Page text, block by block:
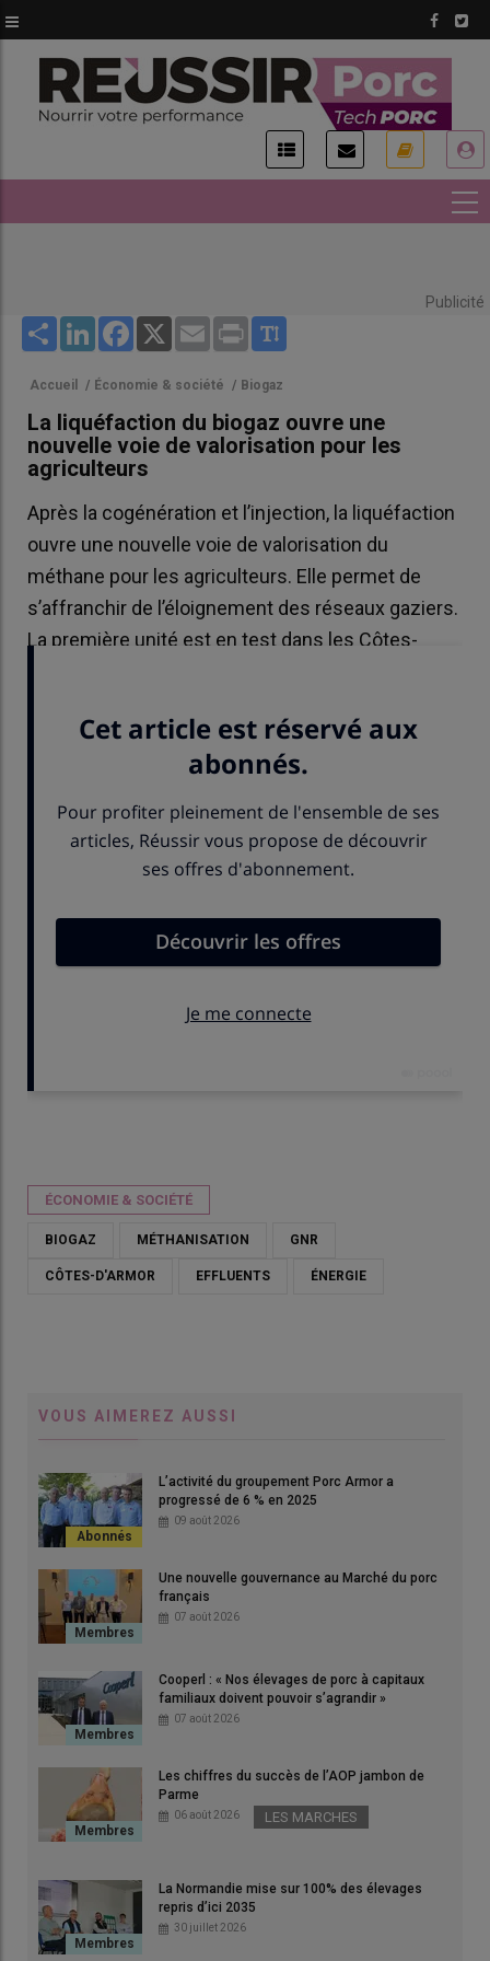
au
contenu
principal
Publicité
Share LinkedInFacebook
X Email Print
Accueil / Économie & société / Biogaz
La liquéfaction du biogaz ouvre une
nouvelle voie de valorisation pour les
agriculteurs
Après la cogénération et l’injection, la liquéfaction
ouvre une nouvelle voie de valorisation du
méthane pour les agriculteurs. Elle permet de
s’affranchir de l’éloignement des réseaux gaziers.
La première unité est en test dans les Côtes-
Installé à Plélo (Côtes-d’Armor), le démonstrateur Charlie sera
le support à la finalisation du procédé de liquéfaction du
biogaz. Y seront produits annuellement 180 t de bioGNL et de
300 t de bioCO2.
© Cécile Julien
démontrer : production d’énergie verte décarbonée,
diversification et création de valeur ajoutée, réduction de la
dépendance aux
engrais azotés
Lire aussi : Méthanisation : Quand le lisier de
porc se transforme en carburant
Pourtant, nombreux sont encore les freins à son
développement : beaucoup de contrats d’obligation d’achat
arrivent à leur terme dans des unités en cogénération,
ÉCONOMIE & SOCIÉTÉ
BIOGAZ MÉTHANISATION GNR
CÔTES-D'ARMOR EFFLUENTS ÉNERGIE
VOUS AIMEREZ AUSSI
L’activité du groupement Porc Armor a
progressé de 6 % en 2025
09 août 2026
Une nouvelle gouvernance au Marché du porc
français
07 août 2026
Cooperl : « Nos élevages de porc à capitaux
familiaux doivent pouvoir s’agrandir »
07 août 2026
Les chiffres du succès de l’AOP jambon de
Parme
06 août 2026 LES MARCHES
La Normandie mise sur 100% des élevages
repris d’ici 2035
30 juillet 2026